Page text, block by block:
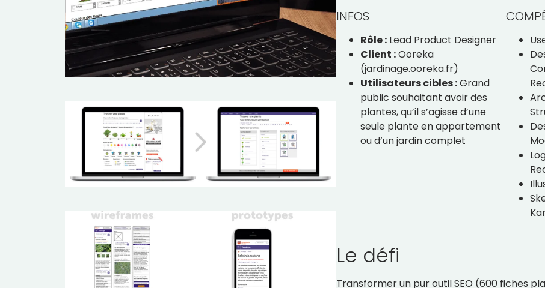
INFOS
Rôle : Lead Product Designer
Client :Ooreka
(jardinage.ooreka.fr)
Utilisateurs cibles :Grand
public souhaitant avoir des
plantes, qu’il s’agisse d’une
seule plante en appartement
ou d’un jardin complet
Le défi
Transformer un pur outil SEO (600 fiches